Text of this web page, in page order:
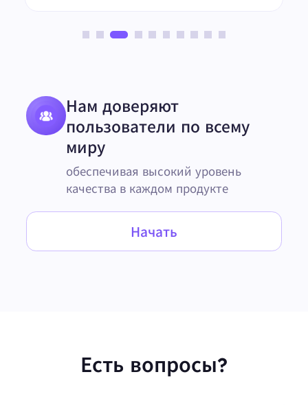
Нам доверяют
пользователи по всему
миру
обеспечивая высокий уровень
качества в каждом продукте
Начать
Есть вопросы?